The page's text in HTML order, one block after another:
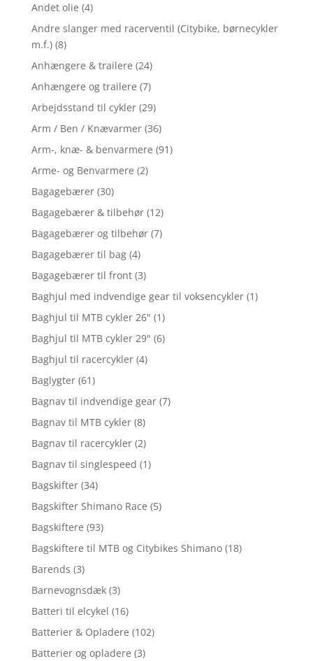
Andet olie (4)
Andre slanger med racerventil (Citybike, børnecykler
m.f.) (8)
Anhængere & trailere (24)
Anhængere og trailere (7)
Arbejdsstand til cykler (29)
Arm / Ben / Knævarmer (36)
Arm-, knæ- & benvarmere (91)
Arme- og Benvarmere (2)
Bagagebærer (30)
Bagagebærer & tilbehør (12)
Bagagebærer og tilbehør (7)
Bagagebærer til bag (4)
Bagagebærer til front (3)
Baghjul med indvendige gear til voksencykler (1)
Baghjul til MTB cykler 26" (1)
Baghjul til MTB cykler 29" (6)
Baghjul til racercykler (4)
Baglygter (61)
Bagnav til indvendige gear (7)
Bagnav til MTB cykler (8)
Bagnav til racercykler (2)
Bagnav til singlespeed (1)
Bagskifter (34)
Bagskifter Shimano Race (5)
Bagskiftere (93)
Bagskiftere til MTB og Citybikes Shimano (18)
Barends (3)
Barnevognsdæk (3)
Batteri til elcykel (16)
Batterier & Opladere (102)
Batterier og opladere (3)